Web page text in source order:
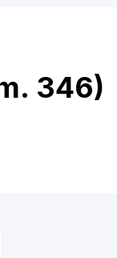
346)